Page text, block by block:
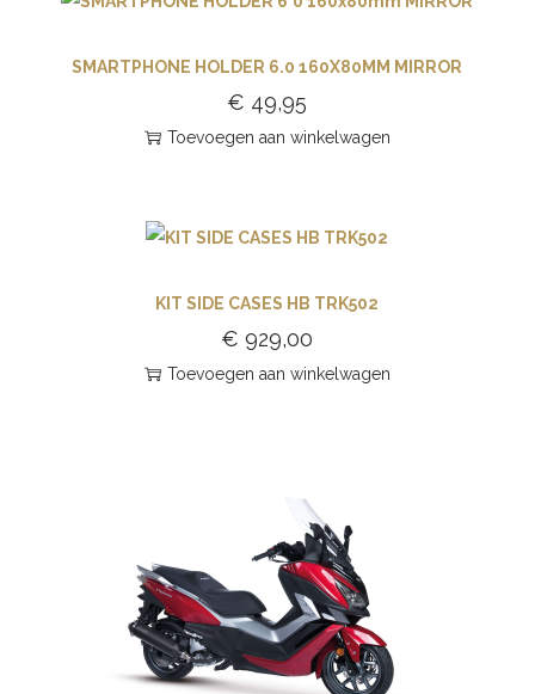
SMARTPHONE HOLDER 6.0 160X80MM MIRROR
€ 49,95
Toevoegen aan winkelwagen
KIT SIDE CASES HB TRK502
€ 929,00
Toevoegen aan winkelwagen